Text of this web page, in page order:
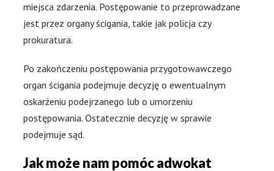
miejsca zdarzenia. Postępowanie to przeprowadzane
jest przez organy ścigania, takie jak policja czy
prokuratura.
Po zakończeniu postępowania przygotowawczego
organ ścigania podejmuje decyzję o ewentualnym
oskarżeniu podejrzanego lub o umorzeniu
postępowania. Ostatecznie decyzję w sprawie
podejmuje sąd.
Jak może nam pomóc adwokat